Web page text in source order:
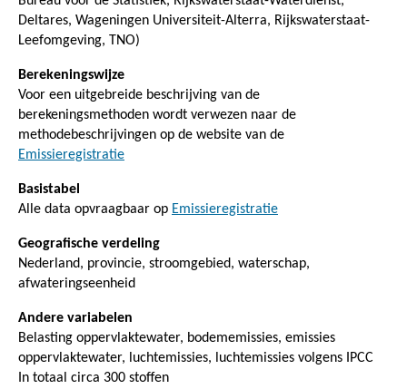
Deltares, Wageningen Universiteit-Alterra, Rijkswaterstaat-
Leefomgeving, TNO)
Berekeningswijze
Voor een uitgebreide beschrijving van de
berekeningsmethoden wordt verwezen naar de
methodebeschrijvingen op de website van de
Emissieregistratie
Basistabel
Alle data opvraagbaar op Emissieregistratie
Geografische verdeling
Nederland, provincie, stroomgebied, waterschap,
afwateringseenheid
Andere variabelen
Belasting oppervlaktewater, bodememissies, emissies
oppervlaktewater, luchtemissies, luchtemissies volgens IPCC
In totaal circa 300 stoffen